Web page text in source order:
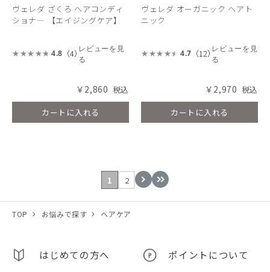
ヴェレダ ざくろ ヘアコンディ
ショナ― 【エイジングケア】
4.8 （4） レビューを見
る
￥2,860
カートに入れる
ヴェレダ オーガニック ヘアト
ニック
4.7 （12） レビューを見
る
￥2,970
カートに入れる
1 2
TOP お悩みで探す ヘアケア
はじめての方へ ポイントについて